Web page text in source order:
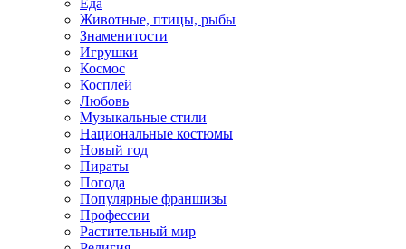
Еда
Животные, птицы, рыбы
Знаменитости
Игрушки
Космос
Косплей
Любовь
Музыкальные стили
Национальные костюмы
Новый год
Пираты
Погода
Популярные франшизы
Профессии
Растительный мир